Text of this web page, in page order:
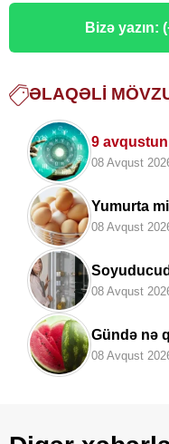
Bizə yazın:
ƏLAQƏLI
9 avqustun
təcrübələr
08 Avqust
Yumurta
08 Avqust
deməkdir?
bilmir
08 Avqust
Gündə nə
08 Avqust